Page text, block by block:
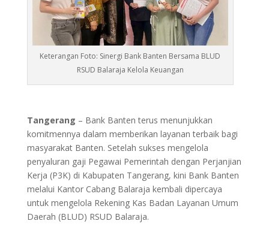
Keterangan Foto: Sinergi Bank Banten Bersama BLUD
RSUD Balaraja Kelola Keuangan
Tangerang – Bank Banten terus menunjukkan
komitmennya dalam memberikan layanan terbaik bagi
masyarakat Banten. Setelah sukses mengelola
penyaluran gaji Pegawai Pemerintah dengan Perjanjian
Kerja (P3K) di Kabupaten Tangerang, kini Bank Banten
melalui Kantor Cabang Balaraja kembali dipercaya
untuk mengelola Rekening Kas Badan Layanan Umum
Daerah (BLUD) RSUD Balaraja.